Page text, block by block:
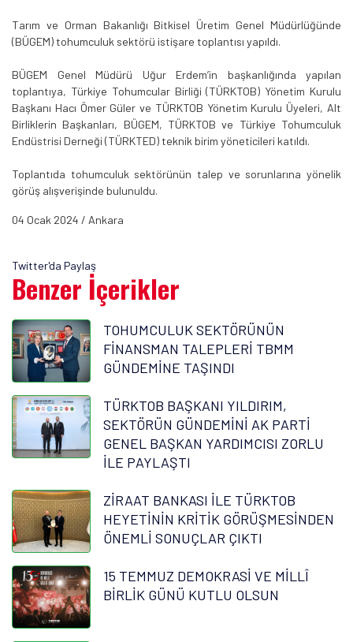
Tarım ve Orman Bakanlığı Bitkisel Üretim Genel Müdürlüğünde
(BÜGEM) tohumculuk sektörü istişare toplantısı yapıldı.
BÜGEM Genel Müdürü Uğur Erdem’in başkanlığında yapılan
toplantıya, Türkiye Tohumcular Birliği (TÜRKTOB) Yönetim Kurulu
Başkanı Hacı Ömer Güler ve TÜRKTOB Yönetim Kurulu Üyeleri, Alt
Birliklerin Başkanları, BÜGEM, TÜRKTOB ve Türkiye Tohumculuk
Endüstrisi Derneği (TÜRKTED) teknik birim yöneticileri katıldı.
Toplantıda tohumculuk sektörünün talep ve sorunlarına yönelik
görüş alışverişinde bulunuldu.
04 Ocak 2024 / Ankara
Twitter'da Paylaş
Benzer İçerikler
TOHUMCULUK SEKTÖRÜNÜN
FİNANSMAN TALEPLERİ TBMM
GÜNDEMİNE TAŞINDI
TÜRKTOB BAŞKANI YILDIRIM,
SEKTÖRÜN GÜNDEMİNİ AK PARTİ
GENEL BAŞKAN YARDIMCISI ZORLU
İLE PAYLAŞTI
ZİRAAT BANKASI İLE TÜRKTOB
HEYETİNİN KRİTİK GÖRÜŞMESİNDEN
ÖNEMLİ SONUÇLAR ÇIKTI
15 TEMMUZ DEMOKRASİ VE MİLLÎ
BİRLİK GÜNÜ KUTLU OLSUN